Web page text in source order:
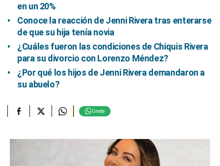
en un 20%
Conoce la reacción de Jenni Rivera tras enterarse
de que su hija tenía novia
¿Cuáles fueron las condiciones de Chiquis Rivera
para su divorcio con Lorenzo Méndez?
¿Por qué los hijos de Jenni Rivera demandaron a
su abuelo?
Únete